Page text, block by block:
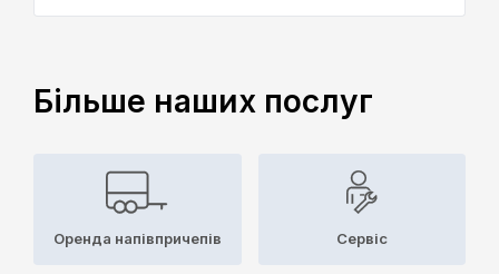
Більше наших послуг
Оренда напівпричепів Сервіс